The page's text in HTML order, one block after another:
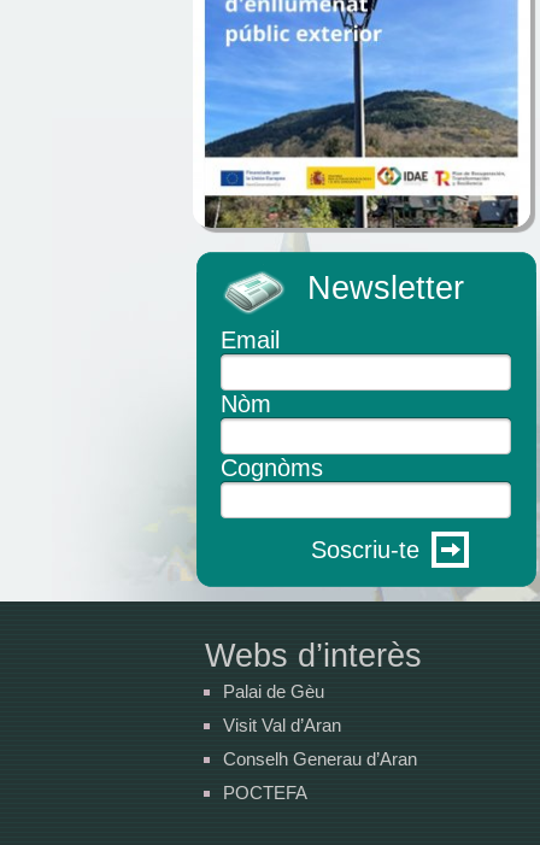
Newsletter
Email
Nòm
Cognòms
Soscriu-te
Webs d’interès
Palai de Gèu
Visit Val d’Aran
Conselh Generau d’Aran
POCTEFA